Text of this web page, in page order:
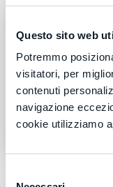
Questo sito web
Potremmo
visitatori, per
contenuti
navigazione
cookie utilizziamo
Il cliente
di lavoro a
)
processi e
Si crea così
con il
tecnologica